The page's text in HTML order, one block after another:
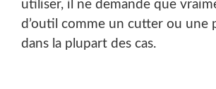
utiliser, il ne demande que
d’outil comme un cutter ou une
dans la plupart des cas.